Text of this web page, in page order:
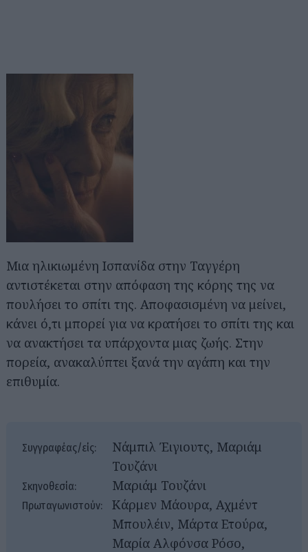
Μια ηλικιωμένη Ισπανίδα στην Ταγγέρη
αντιστέκεται στην απόφαση της κόρης της να
πουλήσει το σπίτι της. Αποφασισμένη να μείνει,
κάνει ό,τι μπορεί για να κρατήσει το σπίτι της και
να ανακτήσει τα υπάρχοντα μιας ζωής. Στην
πορεία, ανακαλύπτει ξανά την αγάπη και την
επιθυμία.
Συγγραφέας/είς:
Νάμπιλ Έιγιουτς, Μαριάμ
Τουζάνι
Σκηνοθεσία: Μαριάμ Τουζάνι
Πρωταγωνιστούν:
Κάρμεν Μάουρα, Αχμέντ
Μπουλέιν, Μάρτα Ετούρα,
Μαρία Αλφόνσα Ρόσο,